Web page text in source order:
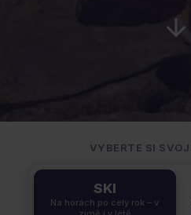
VYBERTE SI
SKI
Na horách po celý rok – v